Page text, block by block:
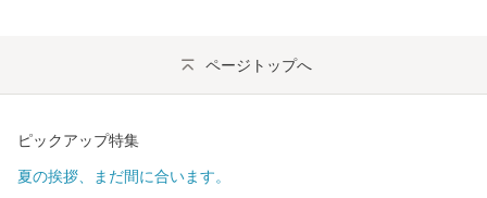
ページトップへ
ピックアップ特集
夏の挨拶、まだ間に合います。